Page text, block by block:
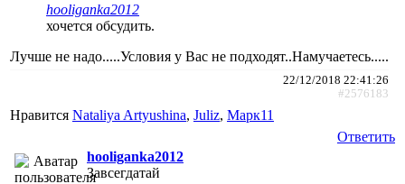
hooliganka2012
хочется обсудить.
Лучше не надо.....Условия у Вас не подходят..Намучаетесь.....
22/12/2018 22:41:26
#2576183
Нравится Nataliya Artyushina, Juliz, Марк11
Ответить
hooliganka2012
Завсегдатай